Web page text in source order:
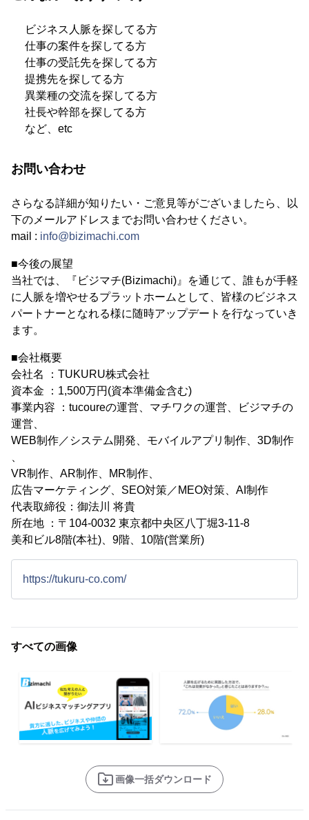
ビジネス人脈を探してる方
仕事の案件を探してる方
仕事の受託先を探してる方
提携先を探してる方
異業種の交流を探してる方
社長や幹部を探してる方
など、etc
お問い合わせ
さらなる詳細が知りたい・ご意見等がございましたら、以
下のメールアドレスまでお問い合わせください。
mail : info@bizimachi.com
■今後の展望
当社では、『ビジマチ(Bizimachi)』を通じて、誰もが手軽
に人脈を増やせるプラットホームとして、皆様のビジネス
パートナーとなれる様に随時アップデートを行なっていき
ます。
■会社概要
会社名 ：TUKURU株式会社
資本金 ：1,500万円(資本準備金含む)
事業内容 ：tucoureの運営、マチワクの運営、ビジマチの
運営、
WEB制作／システム開発、モバイルアプリ制作、3D制作
VR制作、AR制作、MR制作、
広告マーケティング、SEO対策／MEO対策、AI制作
代表取締役：御法川 将貴
所在地 ：〒104-0032 東京都中央区八丁堀3-11-8
美和ビル8階(本社)、9階、10階(営業所)
https://tukuru-co.com/
すべての画像
画像一括ダウンロード